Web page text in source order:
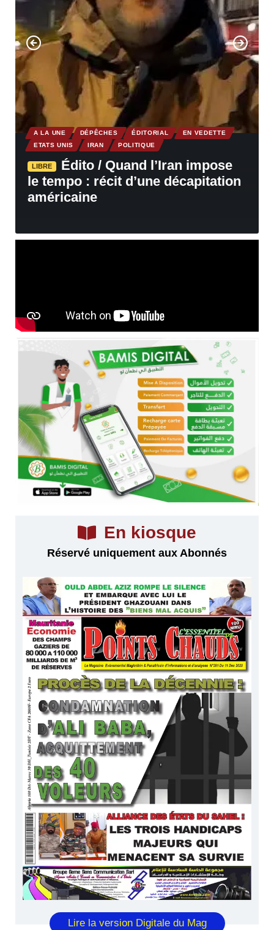
A LA UNE DÉPÊCHES ÉDITORIAL
EN VEDETTE
ETATS UNIS
IRAN POLITIQUE
LIBRE
Édito / Quand l’Iran impose
le tempo : récit d’une décapitation
américaine
En kiosque
Réservé uniquement aux Abonnés
Lire la version Digitale du Mag